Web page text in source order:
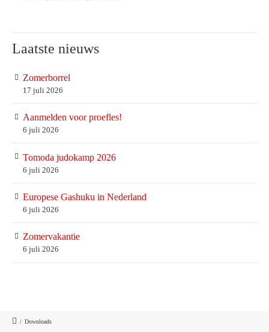
Laatste nieuws
Zomerborrel
17 juli 2026
Aanmelden voor proefles!
6 juli 2026
Tomoda judokamp 2026
6 juli 2026
Europese Gashuku in Nederland
6 juli 2026
Zomervakantie
6 juli 2026
/ Downloads